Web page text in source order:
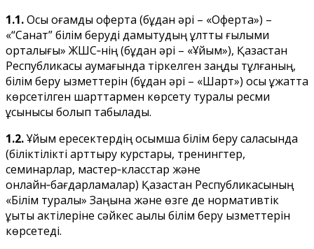
1.1.Осы қоғамдық оферта (бұдан әрі – «Оферта») –
«“Санат” білім беруді дамытудың ұлттық ғылыми
орталығы» ЖШС‑нің (бұдан әрі – «Ұйым»), Қазақстан
Республикасы аумағында тіркелген заңды тұлғаның,
білім беру қызметтерін (бұдан әрі – «Шарт») осы құжатта
көрсетілген шарттармен көрсету туралы ресми
ұсынысы болып табылады.
1.2.Ұйым ересектердің қосымша білім беру саласында
(біліктілікті арттыру курстары, тренингтер,
семинарлар, мастер‑класстар және
онлайн‑бағдарламалар) Қазақстан Республикасының
«Білім туралы» Заңына және өзге де нормативтік
құқықтық актілеріне сәйкес ақылы білім беру қызметтерін
көрсетеді.